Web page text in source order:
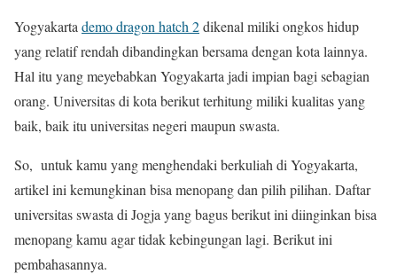
Yogyakarta demo dragon hatch 2dikenal miliki ongkos hidup
yang relatif rendah dibandingkan bersama dengan kota lainnya.
Hal itu yang meyebabkan Yogyakarta jadi impian bagi sebagian
orang. Universitas di kota berikut terhitung miliki kualitas yang
baik, baik itu universitas negeri maupun swasta.
So, untuk kamu yang menghendaki berkuliah di Yogyakarta,
artikel ini kemungkinan bisa menopang dan pilih pilihan. Daftar
universitas swasta di Jogja yang bagus berikut ini diinginkan bisa
menopang kamu agar tidak kebingungan lagi. Berikut ini
pembahasannya.